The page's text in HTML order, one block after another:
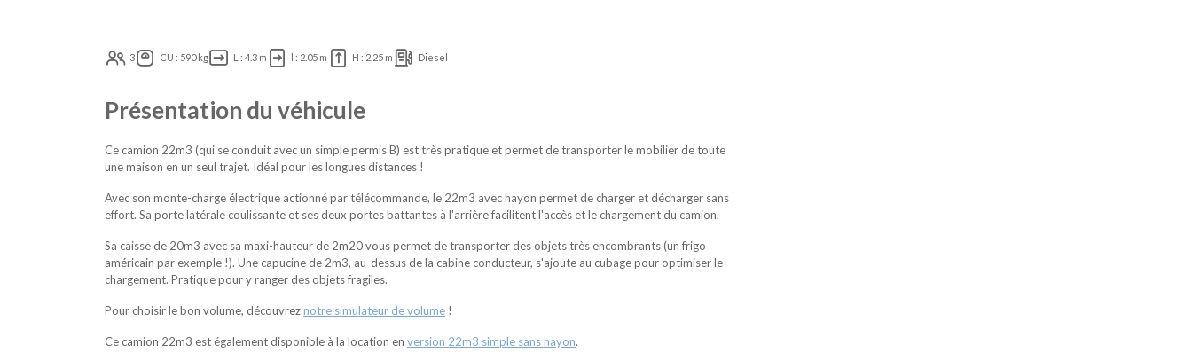
3 CU : 590 kg L : 4.3 m l : 2.05 m H : 2.25 m Diesel
Présentation du véhicule
Ce camion 22m3 (qui se conduit avec un simple permis B) est très pratique et permet de transporter le mobilier de toute
une maison en un seul trajet. Idéal pour les longues distances !
Avec son monte-charge électrique actionné par télécommande, le 22m3 avec hayon permet de charger et décharger sans
effort. Sa porte latérale coulissante et ses deux portes battantes à l'arrière facilitent l'accès et le chargement du camion.
Sa caisse de 20m3 avec sa maxi-hauteur de 2m20 vous permet de transporter des objets très encombrants (un frigo
américain par exemple !). Une capucine de 2m3, au-dessus de la cabine conducteur, s'ajoute au cubage pour optimiser le
chargement. Pratique pour y ranger des objets fragiles.
Pour choisir le bon volume, découvreznotre simulateur de volume !
Ce camion 22m3 est également disponible à la location en version 22m3 simple sans hayon.